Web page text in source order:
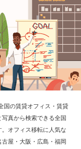
国の賃貸オフィス・賃貸
真から検索できる全国
オフィス移転に人気な
屋・大阪・広島・福岡